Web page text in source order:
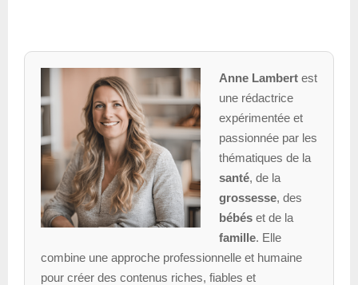
Anne Lambertest
une rédactrice
expérimentée et
passionnée par les
thématiques de la
santé, de la
grossesse, des
bébéset de la
famille. Elle
combine une approche professionnelle et humaine
pour créer des contenus riches, fiables et